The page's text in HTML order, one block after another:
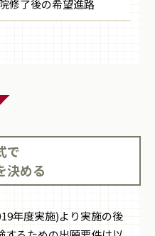
修了後の希望進路
で
決める
年度実施)より実施の後